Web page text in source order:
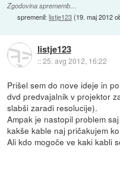
Zgodovina sprememb…
spremenil:listje123(19. maj 2012
listje123
::25. avg 2012, 16:22
Prišel sem do nove ideje in
dvd predvajalnik v projektor
slabši zaradi resolucije).
Ampak je nastopil problem
kakše kable naj pričakujem
Ali kdo mogoče ve kaki kabli